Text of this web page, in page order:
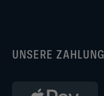
UNSERE